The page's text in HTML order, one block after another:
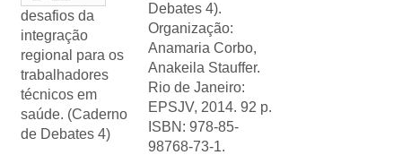
desafios da
integração
regional para os
trabalhadores
técnicos em
saúde. (Caderno
de Debates 4)
Debates 4).
Organização:
Anamaria Corbo,
Anakeila Stauffer.
Rio de Janeiro:
EPSJV, 2014. 92 p.
ISBN: 978-85-
98768-73-1.